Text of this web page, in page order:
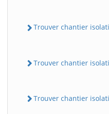
Trouver chantier
Trouver chantier
Trouver chantier